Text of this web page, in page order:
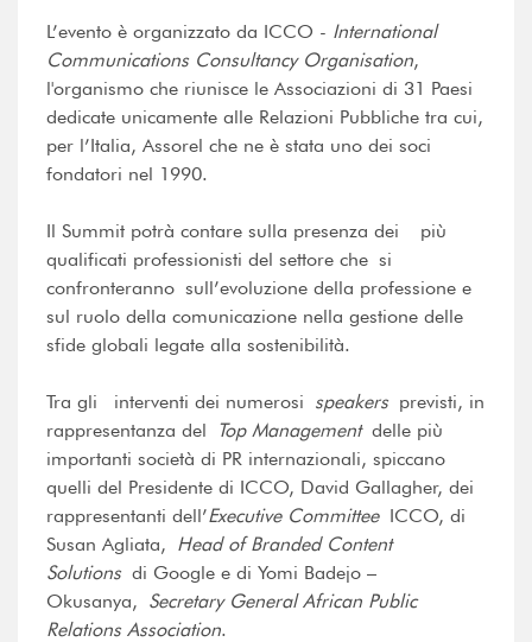
L’evento è organizzato da ICCO - International
Communications Consultancy Organisation,
l'organismo che riunisce le Associazioni di 31 Paesi
dedicate unicamente alle Relazioni Pubbliche tra cui,
per l’Italia, Assorel che ne è stata uno dei soci
fondatori nel 1990.
Il Summit potrà contare sulla presenza dei più
qualificati professionisti del settore che si
confronteranno sull’evoluzione della professione e
sul ruolo della comunicazione nella gestione delle
sfide globali legate alla sostenibilità.
Tra gli interventi dei numerosi speakersprevisti, in
rappresentanza del
Top Managementdelle più
importanti società di PR internazionali, spiccano
quelli del Presidente di ICCO, David Gallagher, dei
rappresentanti dell’Executive Committee ICCO, di
Susan Agliata, Head of Branded Content
Solutionsdi Google e di Yomi Badejo –
Okusanya, Secretary General African Public
Relations Association.